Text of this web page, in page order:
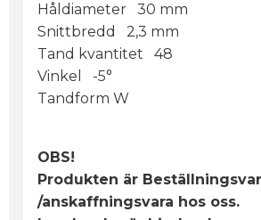
Håldiameter 30 mm
Snittbredd 2,3 mm
Tand kvantitet 48
Vinkel -5°
Tandform W
OBS!
Produkten är
/anskaffningsvara hos oss.